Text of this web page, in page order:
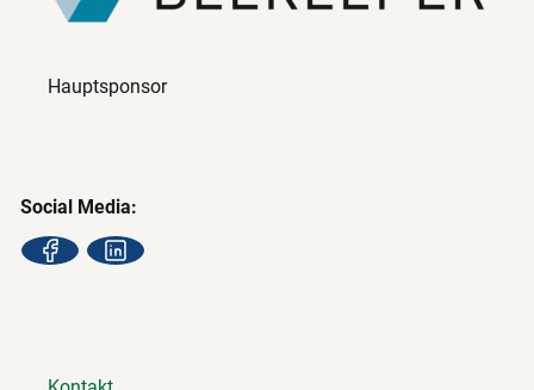
Hauptsponsor
Social Media: